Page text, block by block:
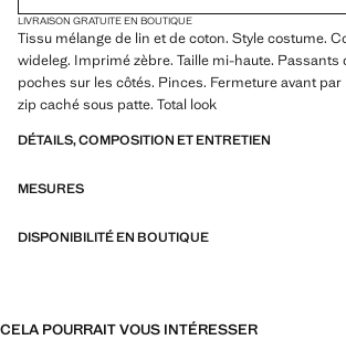
LIVRAISON GRATUITE EN BOUTIQUE
Tissu mélange de lin et de coton. Style costume.
wideleg. Imprimé zèbre. Taille mi-haute. Passants
poches sur les côtés. Pinces. Fermeture avant
zip caché sous patte. Total look
DÉTAILS, COMPOSITION ET ENTRETIEN
MESURES
DISPONIBILITÉ EN BOUTIQUE
CELA POURRAIT VOUS INTÉRESSER